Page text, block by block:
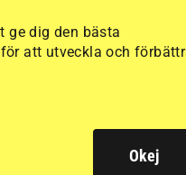
ge dig den bästa
att utveckla och
Okej